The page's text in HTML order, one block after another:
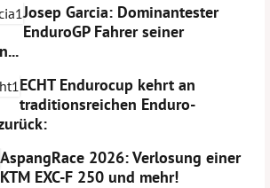
Josep Garcia: Dominantester
EnduroGP Fahrer seiner
ECHT Endurocup kehrt an
traditionsreichen Enduro-
AspangRace 2026: Verlosung einer
KTM EXC-F 250 und mehr!